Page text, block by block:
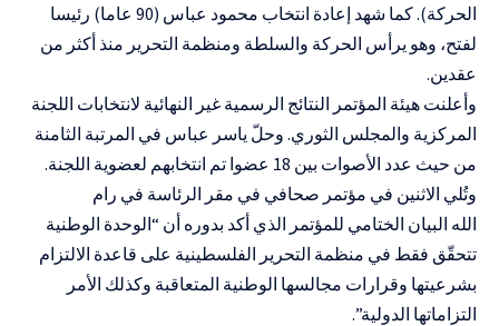
الحركة). كما شهد إعادة انتخاب محمود عباس (90 عاما) رئيسا
لفتح، وهو يرأس الحركة والسلطة ومنظمة التحرير منذ أكثر من
عقدين.
وأعلنت هيئة المؤتمر النتائج الرسمية غير النهائية لانتخابات اللجنة
المركزية والمجلس الثوري. وحلّ ياسر عباس في المرتبة الثامنة
من حيث عدد الأصوات بين 18 عضوا تم انتخابهم لعضوية اللجنة.
وتُلي الاثنين في مؤتمر صحافي في مقر الرئاسة في رام
الله البيان الختامي للمؤتمر الذي أكد بدوره أن “الوحدة الوطنية
تتحقّق فقط في منظمة التحرير الفلسطينية على قاعدة الالتزام
بشرعيتها وقرارات مجالسها الوطنية المتعاقبة وكذلك الأمر
التزاماتها الدولية”.